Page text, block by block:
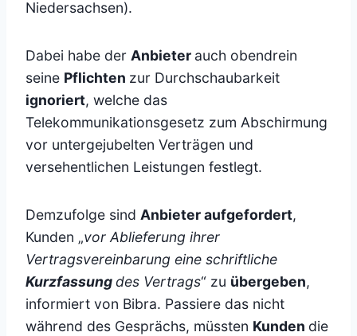
Niedersachsen).
Dabei habe der Anbieter auch obendrein
seine Pflichten zur Durchschaubarkeit
ignoriert, welche das
Telekommunikationsgesetz zum Abschirmung
vor untergejubelten Verträgen und
versehentlichen Leistungen festlegt.
Demzufolge sind Anbieter aufgefordert,
Kunden „vor Ablieferung ihrer
Vertragsvereinbarung eine schriftliche
Kurzfassungdes Vertrags“ zu übergeben,
informiert von Bibra. Passiere das nicht
während des Gesprächs, müssten Kunden die